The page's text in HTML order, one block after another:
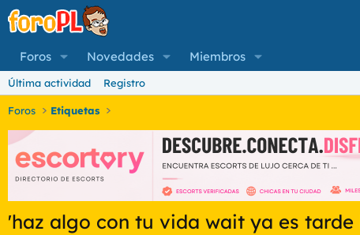
Foros Novedades Miembros
Última actividad Registro
Foros Etiquetas
'haz algo con tu vida wait ya es tarde